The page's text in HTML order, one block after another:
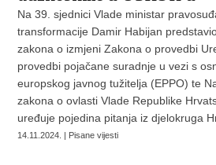
Na 39. sjednici Vlade ministar
transformacije Damir Habijan
zakona o izmjeni Zakona o provedbi
provedbi pojačane suradnje u vezi s
europskog javnog tužitelja (EPPO) te
zakona o ovlasti Vlade Republike
uređuje pojedina pitanja iz djelokruga
14.11.2024. | Pisane vijesti